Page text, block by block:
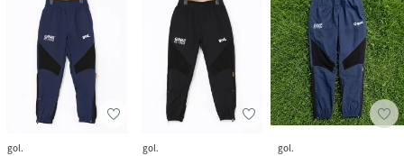
gol.
gol.
gol.